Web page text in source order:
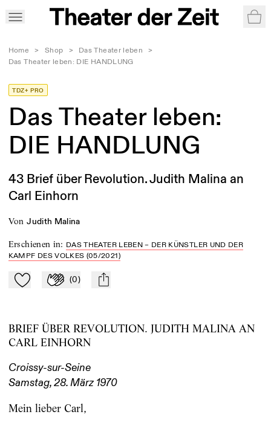
Home > Shop > Das Theater leben
>
Das Theater leben: DIE HANDLUNG
TDZ+ PRO
Das Theater leben:
DIE HANDLUNG
43 Brief über Revolution. Judith Malina an
Carl Einhorn
von Judith Malina
Erschienen in: DAS THEATER LEBEN – DER KÜNSTLER UND DER
KAMPF DES VOLKES (05/2021)
Zu Mein-TdZ hinzufügen
Applaudieren
(0) mail
BRIEF ÜBER REVOLUTION. JUDITH MALINA AN
CARL EINHORN
Croissy-sur-Seine
Samstag, 28. März 1970
Mein lieber Carl,